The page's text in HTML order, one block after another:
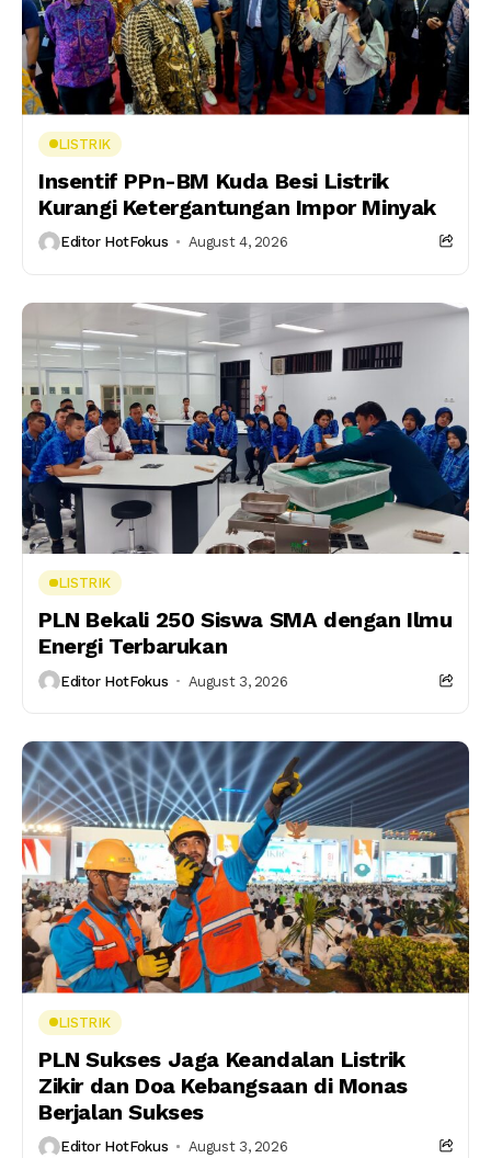
LISTRIK
Insentif PPn-BM Kuda Besi Listrik
Kurangi Ketergantungan Impor Minyak
Editor HotFokus August 4, 2026
LISTRIK
PLN Bekali 250 Siswa SMA dengan Ilmu
Energi Terbarukan
Editor HotFokus August 3, 2026
LISTRIK
PLN Sukses Jaga Keandalan Listrik
Zikir dan Doa Kebangsaan di Monas
Berjalan Sukses
Editor HotFokus August 3, 2026